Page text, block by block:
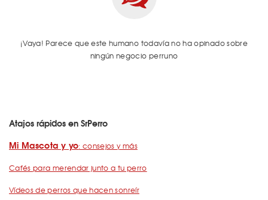
¡Vaya! Parece que este humano todavía no ha opinado sobre
ningún negocio perruno
Atajos rápidos en SrPerro
Mi Mascota y yo: consejos y más
Cafés para merendar junto a tu perro
Vídeos de perros que hacen sonreír